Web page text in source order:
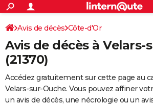
ACTUALITÉS
Politique
Société
Faits Divers
Education
Monde
Villes
+
SPORT
Coupe du monde 2026
Football
Tennis
Cyclisme
Rugby
Forum
FINANCE
Retraite
Impôts
Epargne
Immobilier
Risques naturels par ville
Banque
Assurance
Crédit
Connexion
Avis de décès Côte-d'Or
Avis de décès à Velars-
(21370)
Accédez gratuitement sur cette page au
Velars-sur-Ouche. Vous pouvez affiner
un avis de décès, une nécrologie ou un